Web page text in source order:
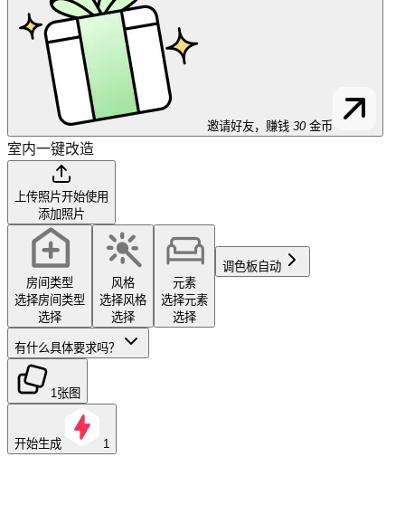
邀请好友，赚钱 30 金币
室内一键改造
上传照片开始使用
添加照片
房间类型
选择房间类型
选择
风格
选择风格
选择
元素
选择元素
选择
调色板 自动
有什么具体要求吗？
1张图
开始生成 1